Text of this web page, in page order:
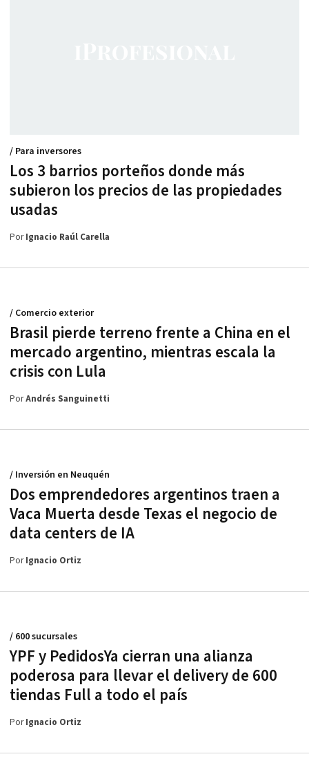
Los 3 barrios porteños donde más
subieron los precios de las propiedades
usadas
/ Para inversores
PorIgnacio Raúl Carella
Brasil pierde terreno frente a China en el
mercado argentino, mientras escala la
crisis con Lula
/ Comercio exterior
PorAndrés Sanguinetti
Dos emprendedores argentinos traen a
Vaca Muerta desde Texas el negocio de
data centers de IA
/ Inversión en Neuquén
PorIgnacio Ortiz
YPF y PedidosYa cierran una alianza
poderosa para llevar el delivery de 600
tiendas Full a todo el país
/ 600 sucursales
PorIgnacio Ortiz